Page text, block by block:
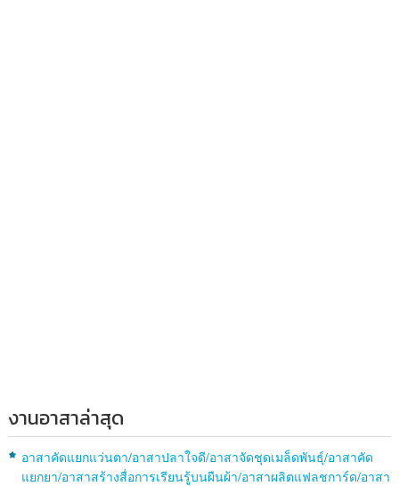
งานอาสาล่าสุด
อาสาคัดแยกแว่นตา/อาสาปลาใจดี/อาสาจัดชุดเมล็ดพันธุ์/อาสาคัด
แยกยา/อาสาสร้างสื่อการเรียนรู้บนผืนผ้า/อาสาผลิตแฟลชการ์ด/อาสา